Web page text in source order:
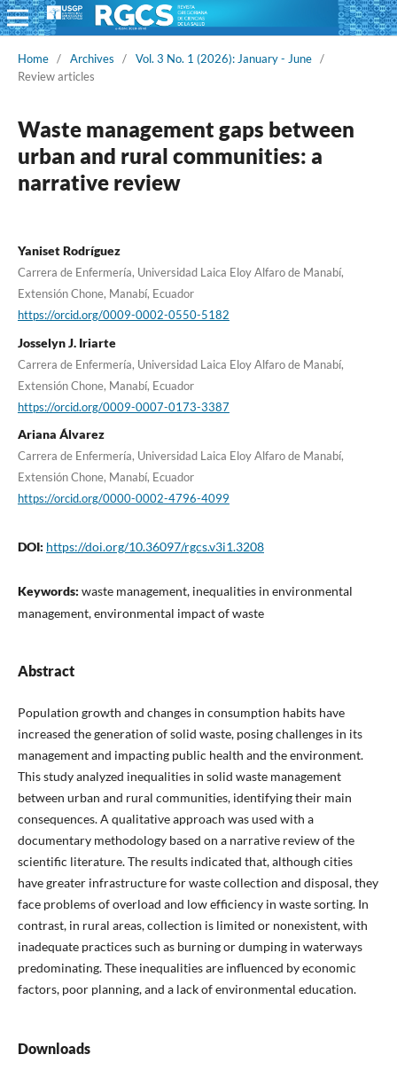
Home / Archives / Vol. 3 No. 1 (2026): January - June /
Review articles
Waste management gaps between
urban and rural communities: a
narrative review
Yaniset Rodríguez
Carrera de Enfermería, Universidad Laica Eloy Alfaro de Manabí,
Extensión Chone, Manabí, Ecuador
https://orcid.org/0009-0002-0550-5182
Josselyn J. Iriarte
Carrera de Enfermería, Universidad Laica Eloy Alfaro de Manabí,
Extensión Chone, Manabí, Ecuador
https://orcid.org/0009-0007-0173-3387
Ariana Álvarez
Carrera de Enfermería, Universidad Laica Eloy Alfaro de Manabí,
Extensión Chone, Manabí, Ecuador
https://orcid.org/0000-0002-4796-4099
DOI: https://doi.org/10.36097/rgcs.v3i1.3208
Keywords: waste management, inequalities in environmental
management, environmental impact of waste
Abstract
Population growth and changes in consumption habits have
increased the generation of solid waste, posing challenges in its
management and impacting public health and the environment.
This study analyzed inequalities in solid waste management
between urban and rural communities, identifying their main
consequences. A qualitative approach was used with a
documentary methodology based on a narrative review of the
scientific literature. The results indicated that, although cities
have greater infrastructure for waste collection and disposal, they
face problems of overload and low efficiency in waste sorting. In
contrast, in rural areas, collection is limited or nonexistent, with
inadequate practices such as burning or dumping in waterways
predominating. These inequalities are influenced by economic
factors, poor planning, and a lack of environmental education.
Downloads